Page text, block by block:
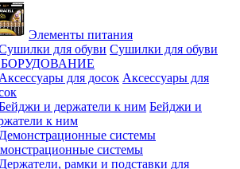
Элементы питания
Сушилки для обуви
Аксессуары для
Бейджи и
к ним
системы